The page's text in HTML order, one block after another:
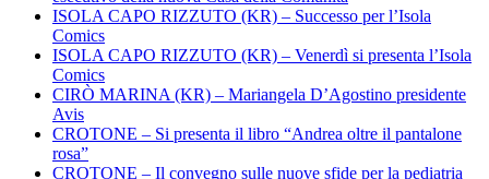
ISOLA CAPO RIZZUTO (KR) – Successo per l’Isola
Comics
ISOLA CAPO RIZZUTO (KR) – Venerdì si presenta l’Isola
Comics
CIRÒ MARINA (KR) – Mariangela D’Agostino presidente
Avis
CROTONE – Si presenta il libro “Andrea oltre il pantalone
rosa”
CROTONE – Il convegno sulle nuove sfide per la pediatria